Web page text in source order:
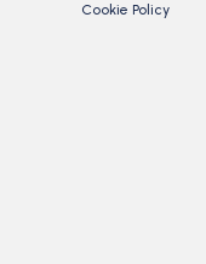
Cookie Policy